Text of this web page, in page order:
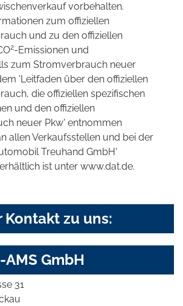
vorbehalten.
zum offiziellen
und zu den offiziellen
2-Emissionen und
zum Stromverbrauch neuer
'Leitfaden über den offiziellen
die offiziellen spezifischen
und den offiziellen
neuer Pkw' entnommen
allen Verkaufsstellen und bei der
Treuhand GmbH'
ist unter www.dat.de.
Kontakt zu uns:
GmbH
31